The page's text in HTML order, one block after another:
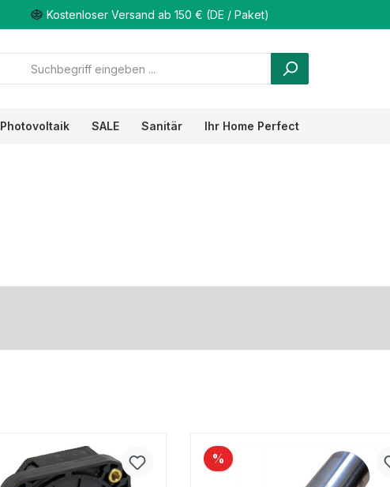
Kostenloser Versand ab 150 € (DE / Paket)
Photovoltaik SALE Sanitär Ihr Home Perfect
%